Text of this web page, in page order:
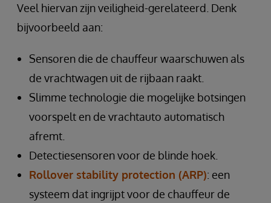
Veel hiervan zijn veiligheid-gerelateerd. Denk
bijvoorbeeld aan:
Sensoren die de chauffeur waarschuwen als
de vrachtwagen uit de rijbaan raakt.
Slimme technologie die mogelijke botsingen
voorspelt en de vrachtauto automatisch
afremt.
Detectiesensoren voor de blinde hoek.
Rollover stability protection (ARP): een
systeem dat ingrijpt voor de chauffeur de